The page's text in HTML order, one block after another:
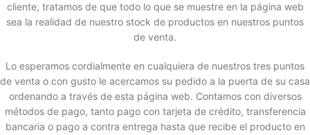
cliente, tratamos de que todo lo que se muestre en la página web
sea la realidad de nuestro stock de productos en nuestros puntos
de venta.
Lo esperamos cordialmente en cualquiera de nuestros tres puntos
de venta o con gusto le acercamos su pedido a la puerta de su casa
ordenando a través de esta página web. Contamos con diversos
métodos de pago, tanto pago con tarjeta de crédito, transferencia
bancaria o pago a contra entrega hasta que recibe el producto en